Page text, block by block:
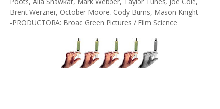
Brent Werzner, October Moore, Cody Burns, Mason Knight
-PRODUCTORA: Broad Green Pictures / Film Science